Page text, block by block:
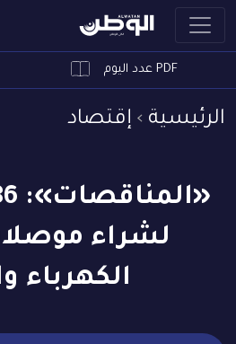
PDF عدد اليوم
الرئيسية إقتصاد
لشراء
الكهرباء